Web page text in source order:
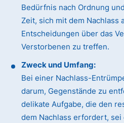
Bedürfnis nach Ordnung
Zeit, sich mit dem Nachlass
Entscheidungen über das
Verstorbenen zu treffen.
Zweck und Umfang:
Bei einer Nachlass-
darum, Gegenstände zu
delikate Aufgabe, die den
dem Nachlass erfordert, sei